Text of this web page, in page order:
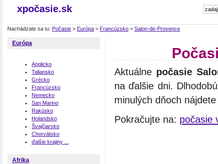
xpočasie.sk
Nachádzate sa tu: Počasie > Európa > Francúzsko > Salon-de-Provence
Európa
Anglicko
Taliansko
Grécko
Francúzsko
Nemecko
San Marino
Rakúsko
Holandsko
Švajčiarsko
Chorvátsko
ďalšie krajiny ...
Afrika
Aktuálne počasie
na ďalšie dni.
minulých dňoch
Pokračujte na: počasie